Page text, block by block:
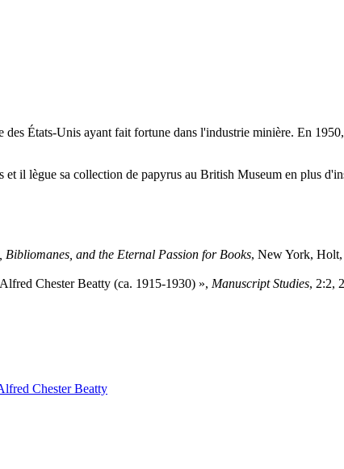
États-Unis ayant fait fortune dans l'industrie minière. En
et il lègue sa collection de papyrus au British Museum en plus
and the Eternal Passion for Books, New York,
Chester Beatty (ca. 1915-1930) », Manuscript Studies, 2:2,
Chester Beatty